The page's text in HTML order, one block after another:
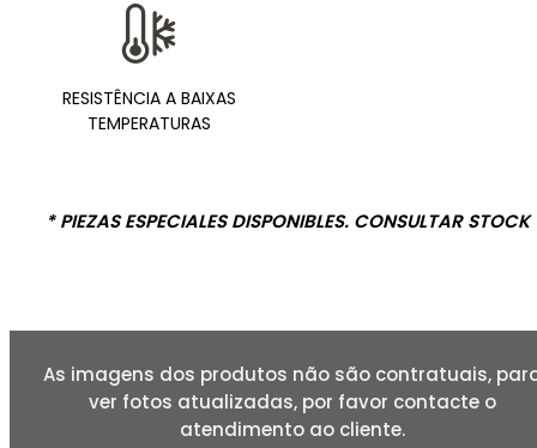
RESISTÊNCIA A BAIXAS
TEMPERATURAS
* PIEZAS ESPECIALES DISPONIBLES. CONSULTAR STOCK
As imagens dos produtos não são contratuais,
ver fotos atualizadas, por favor contacte o
atendimento ao cliente.